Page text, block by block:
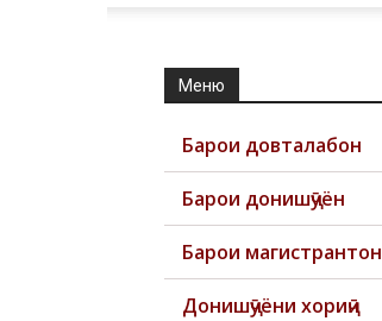
Меню
Барои довталабон
Барои донишҷӯён
Барои магистрантон
Донишҷӯёни хориҷӣ